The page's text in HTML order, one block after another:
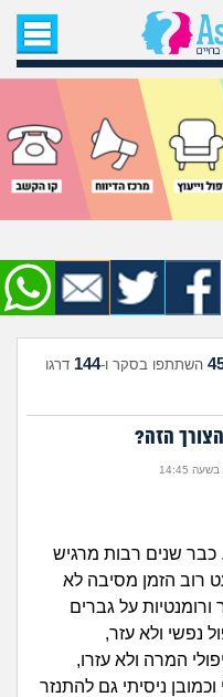
הבית
שאלה
שאלות חדשות
שעוררו עניין
עצות חדשות
היריון ולידה
הורות ומשפחה
מתבגרים
| התחברות
השתתפו בסקר ו-144 דרגו
הזה?
כבר שנים רבות מרגיש
רוב הזמן מסיבה לא
ורומנטיות על גברים
נפשי ולא עזר,
המרה ולא עזרו,
ניסיתי גם להתנזר